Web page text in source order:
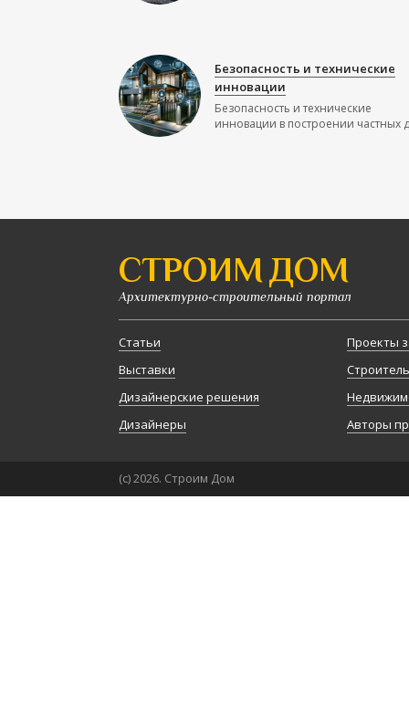
Безопасность и технические
инновации
Безопасность и технические
инновации в построении частных
СТРОИМ ДОМ
Архитектурно-строительный портал
Статьи
Выставки
Дизайнерские решения
Дизайнеры
Проекты
Авторы
(с) 2026. Строим Дом